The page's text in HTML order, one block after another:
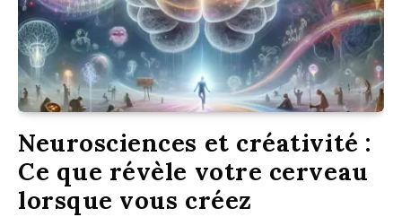
Neurosciences et créativité :
Ce que révèle votre cerveau
lorsque vous créez